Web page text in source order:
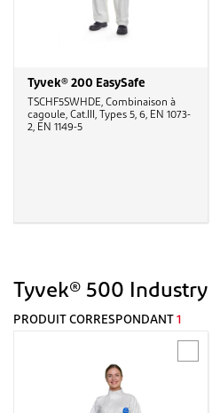
Tyvek® 200 EasySafe
TSCHF5SWHDE, Combinaison à
cagoule, Cat.III, Types 5, 6, EN 1073-
2, EN 1149-5
Tyvek® 500 Industry
PRODUIT CORRESPONDANT 1